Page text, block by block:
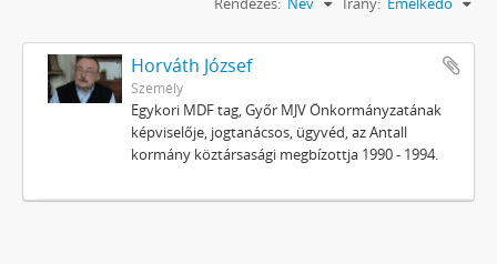
Horváth József
Személy
Egykori MDF tag, Győr MJV Önkormányzatának
képviselője, jogtanácsos, ügyvéd, az Antall
kormány köztársasági megbízottja 1990 - 1994.